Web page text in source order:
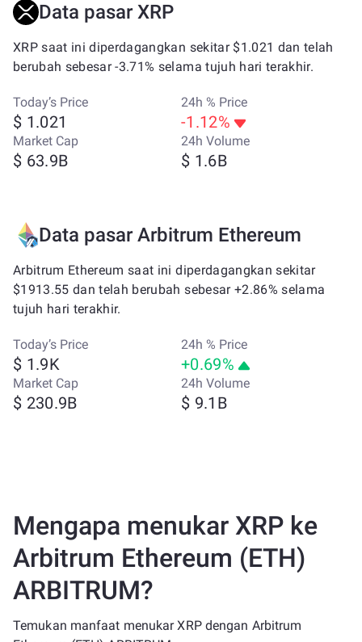
Data pasar XRP
XRP saat ini diperdagangkan sekitar $1.021 dan telah
berubah sebesar -3.71% selama tujuh hari terakhir.
Today’s Price
$ 1.021
24h % Price
-1.12%
Market Cap
$ 63.9B
24h Volume
$ 1.6B
Data pasar Arbitrum Ethereum
Arbitrum Ethereum saat ini diperdagangkan sekitar
$1913.55 dan telah berubah sebesar +2.86% selama
tujuh hari terakhir.
Today’s Price
$ 1.9K
24h % Price
+0.69%
Market Cap
$ 230.9B
24h Volume
$ 9.1B
Mengapa menukar XRP ke
Arbitrum Ethereum (ETH)
ARBITRUM?
Temukan manfaat menukar XRP dengan Arbitrum